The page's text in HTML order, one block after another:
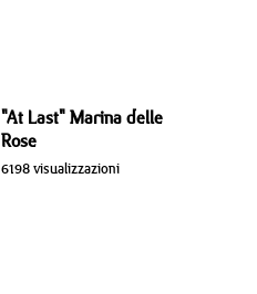
"At Last" Marina delle
Rose
6198 visualizzazioni